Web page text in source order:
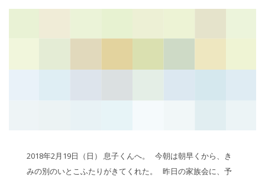
2018年2月19日（日） 息子くんへ。 今朝は朝早くから、き
みの別のいとこふたりがきてくれた。 昨日の家族会に、予